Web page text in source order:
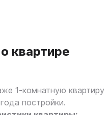
квартире
1‑комнатную
постройки.